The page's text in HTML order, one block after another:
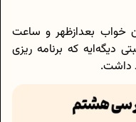
خواب بعدازظهر و ساعت
دیگه‌ایه که برنامه ریزی
داشت.